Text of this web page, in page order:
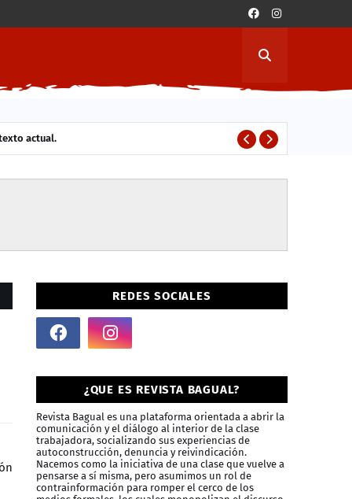
actual.
REDES SOCIALES
¿QUE ES REVISTA BAGUAL?
Revista Bagual es una plataforma orientada a abrir la
comunicación y el diálogo al interior de la clase
trabajadora, socializando sus experiencias de
autoconstrucción, denuncia y reivindicación.
Nacemos como la iniciativa de una clase que vuelve a
pensarse a sí misma, pero asumimos un rol de
contrainformación para romper el cerco de los